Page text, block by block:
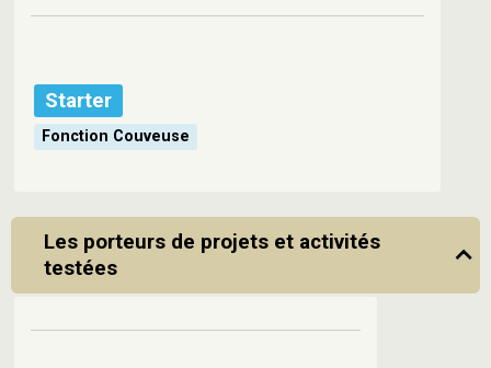
Starter
Fonction Couveuse
Les porteurs de projets et activités
testées